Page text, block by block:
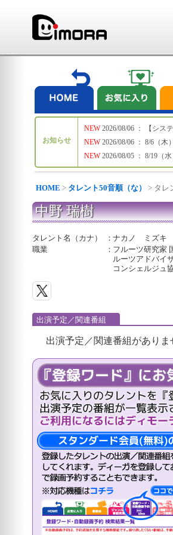
お知らせ
NEW
NEW
NEW
2026/08/06 ： 【シス
2026/08/06 ： 8/6（
2026/08/05 ： 8/19（
HOME > タレント50音順（な） > タレ
中野 瑞樹
タレント名（カナ） ：ナカノ ミズキ
職業
： フルーツ研究家
ルーツアドバイ
コンシェルジュ
出演予定／関連番組
出演予定／関連番組がありま